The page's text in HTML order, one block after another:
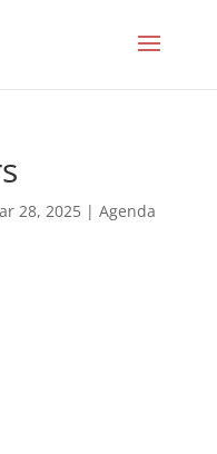
28, 2025| Agenda